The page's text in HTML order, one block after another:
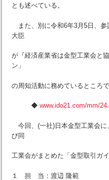
とも述べている。
また、別に令和6年3月5日、参
大臣
が『経済産業省は金型工業会と
ン」
の周知活動に務めているところ
◆ www.ido21.com/mm/
今回、(一社)日本金型工業会に
び同
工業会がまとめた「金型取引ガ
１ 担 当：渡辺 隆範